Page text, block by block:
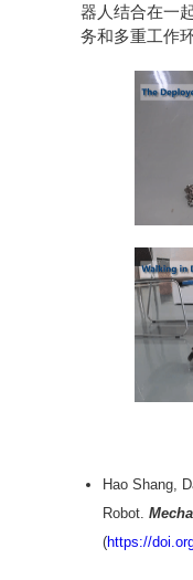
器人结合在一
务和多重工作
Hao Shang,
Robot.
(https://